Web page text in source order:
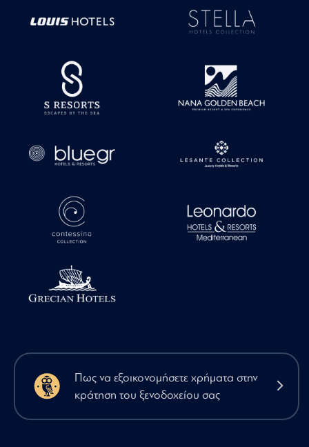
Πως να εξοικονομήσετε χρήματα στην
κράτηση του ξενοδοχείου σας